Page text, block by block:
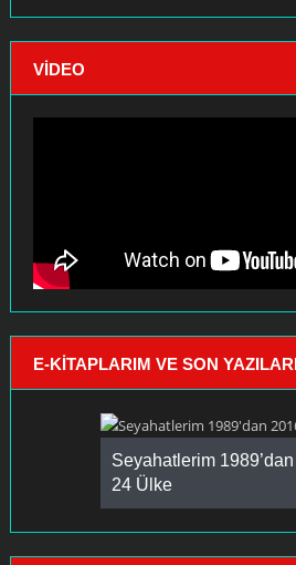
VIDEO
E-KITAPLARIM VE SON
Seyahatlerim 1989’dan
24 Ülke